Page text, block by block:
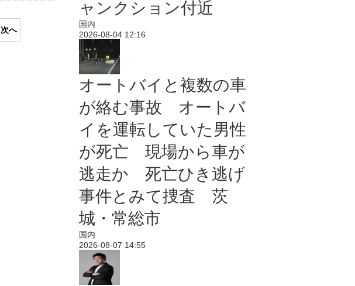
次へ
ャンクション付近
国内
2026-08-04 12:16
オートバイと複数の車
が絡む事故 オートバ
イを運転していた男性
が死亡 現場から車が
逃走か 死亡ひき逃げ
事件とみて捜査 茨
城・常総市
国内
2026-08-07 14:55